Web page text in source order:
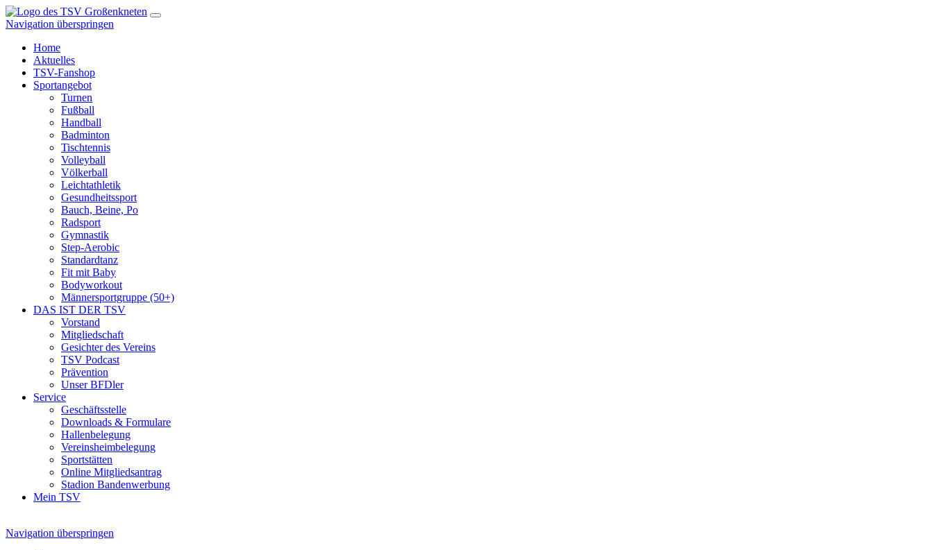
Navigation überspringen
Home
Aktuelles
TSV-Fanshop
Sportangebot
Turnen
Fußball
Handball
Badminton
Tischtennis
Volleyball
Völkerball
Leichtathletik
Gesundheitssport
Bauch, Beine, Po
Radsport
Gymnastik
Step-Aerobic
Standardtanz
Fit mit Baby
Bodyworkout
Männersportgruppe (50+)
DAS IST DER TSV
Vorstand
Mitgliedschaft
Gesichter des Vereins
TSV Podcast
Prävention
Unser BFDler
Service
Geschäftsstelle
Downloads & Formulare
Hallenbelegung
Vereinsheimbelegung
Sportstätten
Online Mitgliedsantrag
Stadion Bandenwerbung
Mein TSV
Navigation überspringen